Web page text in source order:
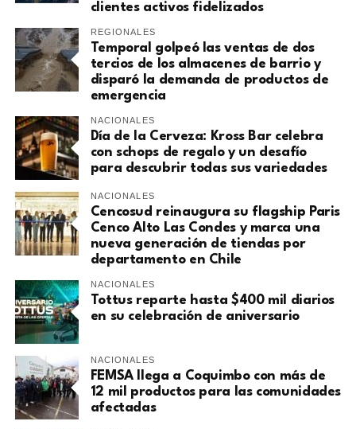
clientes activos fidelizados
REGIONALES
Temporal golpeó las ventas de dos
tercios de los almacenes de barrio y
disparó la demanda de productos de
emergencia
NACIONALES
Día de la Cerveza: Kross Bar celebra
con schops de regalo y un desafío
para descubrir todas sus variedades
NACIONALES
Cencosud reinaugura su flagship Paris
Cenco Alto Las Condes y marca una
nueva generación de tiendas por
departamento en Chile
NACIONALES
Tottus reparte hasta $400 mil diarios
en su celebración de aniversario
NACIONALES
FEMSA llega a Coquimbo con más de
12 mil productos para las comunidades
afectadas